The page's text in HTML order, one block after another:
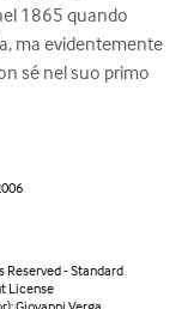
1865 quando
ma evidentemente
sé nel suo primo
Reserved - Standard
License